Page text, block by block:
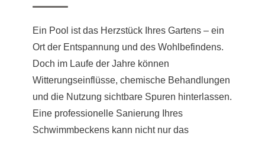
Ein Pool ist das Herzstück Ihres Gartens – ein
Ort der Entspannung und des Wohlbefindens.
Doch im Laufe der Jahre können
Witterungseinflüsse, chemische Behandlungen
und die Nutzung sichtbare Spuren hinterlassen.
Eine professionelle Sanierung Ihres
Schwimmbeckens kann nicht nur das